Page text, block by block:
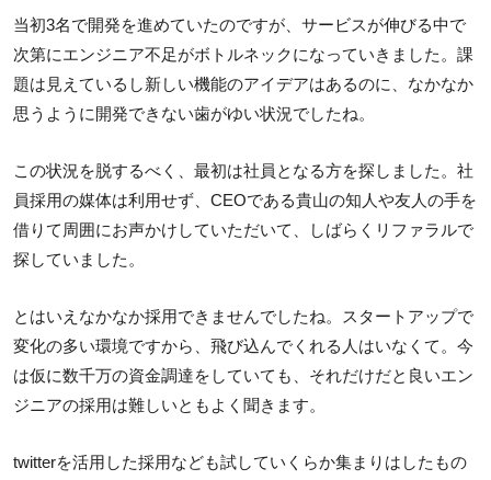
当初3名で開発を進めていたのですが、サービスが伸びる中で
次第にエンジニア不足がボトルネックになっていきました。課
題は見えているし新しい機能のアイデアはあるのに、なかなか
思うように開発できない歯がゆい状況でしたね。
この状況を脱するべく、最初は社員となる方を探しました。社
員採用の媒体は利用せず、CEOである貴山の知人や友人の手を
借りて周囲にお声かけしていただいて、しばらくリファラルで
探していました。
とはいえなかなか採用できませんでしたね。スタートアップで
変化の多い環境ですから、飛び込んでくれる人はいなくて。今
は仮に数千万の資金調達をしていても、それだけだと良いエン
ジニアの採用は難しいともよく聞きます。
twitterを活用した採用なども試していくらか集まりはしたもの